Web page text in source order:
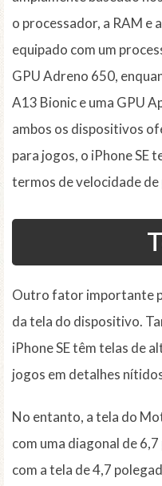
o processador, a RAM e
equipado com um
GPU Adreno 650,
A13 Bionic e uma GPU
ambos os dispositivos
para jogos, o iPhone SE
termos de velocidade
Outro fator importante
da tela do dispositivo.
iPhone SE têm telas de
jogos em detalhes
No entanto, a tela do
com uma diagonal de
com a tela de 4,7